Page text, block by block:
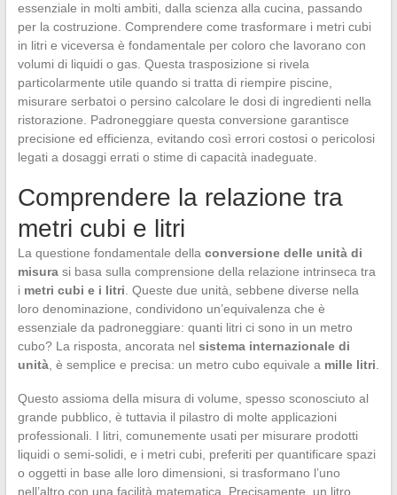
essenziale in molti ambiti, dalla scienza alla cucina, passando
per la costruzione. Comprendere come trasformare i metri cubi
in litri e viceversa è fondamentale per coloro che lavorano con
volumi di liquidi o gas. Questa trasposizione si rivela
particolarmente utile quando si tratta di riempire piscine,
misurare serbatoi o persino calcolare le dosi di ingredienti nella
ristorazione. Padroneggiare questa conversione garantisce
precisione ed efficienza, evitando così errori costosi o pericolosi
legati a dosaggi errati o stime di capacità inadeguate.
Comprendere la relazione tra
metri cubi e litri
La questione fondamentale della conversione delle unità di
misurasi basa sulla comprensione della relazione intrinseca tra
i metri cubi e i litri . Queste due unità, sebbene diverse nella
loro denominazione, condividono un’equivalenza che è
essenziale da padroneggiare: quanti litri ci sono in un metro
cubo? La risposta, ancorata nel sistema internazionale di
unità, è semplice e precisa: un metro cubo equivale a mille litri
Questo assioma della misura di volume, spesso sconosciuto al
grande pubblico, è tuttavia il pilastro di molte applicazioni
professionali. I litri, comunemente usati per misurare prodotti
liquidi o semi-solidi, e i metri cubi, preferiti per quantificare spazi
o oggetti in base alle loro dimensioni, si trasformano l’uno
nell’altro con una facilità matematica. Precisamente, un litro